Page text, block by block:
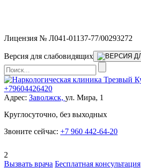
Лицензия № Л041-01137-77/00293272
Версия для слабовидящих
+79604426420
Адрес: Заволжск, ул. Мира, 1
Круглосуточно, без выходных
Звоните сейчас: +7 960 442-64-20
2
Вызвать врача Бесплатная консультация